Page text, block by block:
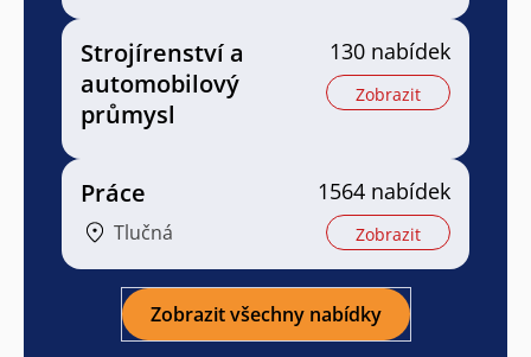
Strojírenství a
automobilový
průmysl
130 nabídek
Zobrazit
Práce
Tlučná
1564 nabídek
Zobrazit
Zobrazit všechny nabídky